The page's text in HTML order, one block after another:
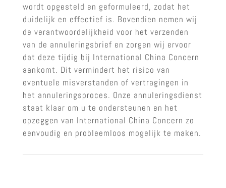
wordt opgesteld en geformuleerd, zodat het
duidelijk en effectief is. Bovendien nemen wij
de verantwoordelijkheid voor het verzenden
van de annuleringsbrief en zorgen wij ervoor
dat deze tijdig bij International China Concern
aankomt. Dit vermindert het risico van
eventuele misverstanden of vertragingen in
het annuleringsproces. Onze annuleringsdienst
staat klaar om u te ondersteunen en het
opzeggen van International China Concern zo
eenvoudig en probleemloos mogelijk te maken.